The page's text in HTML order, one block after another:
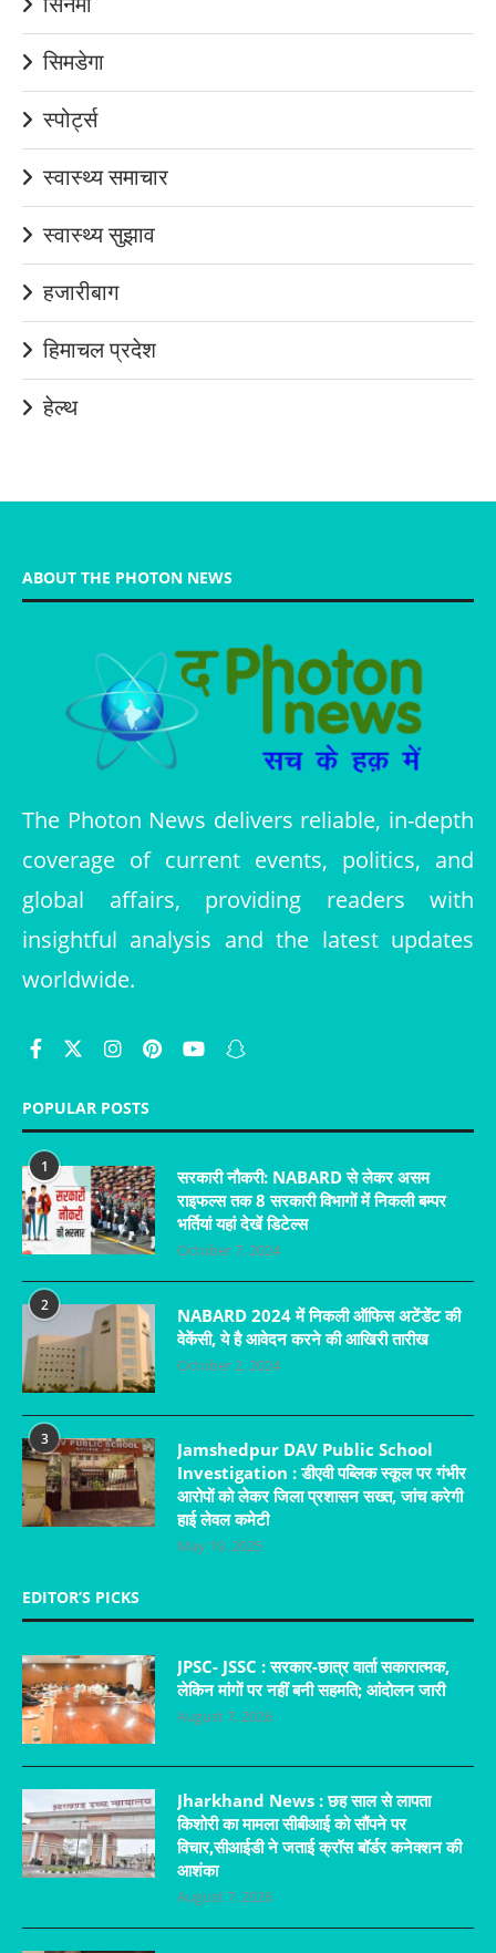
सिमडेगा
स्पोर्ट्स
स्वास्थ्य समाचार
स्वास्थ्य सुझाव
हजारीबाग
हिमाचल प्रदेश
हेल्थ
ABOUT THE PHOTON NEWS
The Photon News delivers reliable, in-depth
coverage of current events, politics, and
global affairs, providing readers with
insightful analysis and the latest updates
worldwide.
POPULAR POSTS
1
सरकारी नौकरी: NABARD से लेकर असम
राइफल्स तक 8 सरकारी विभागों में निकली बम्पर
भर्तियां यहां देखें डिटेल्स
October 7, 2024
2
NABARD 2024 में निकली ऑफिस अटेंडेंट की
वेकेंसी, ये है आवेदन करने की आखिरी तारीख
October 2, 2024
3
Jamshedpur DAV Public School
Investigation : डीएवी पब्लिक स्कूल पर गंभीर
आरोपों को लेकर जिला प्रशासन सख्त, जांच करेगी
हाई लेवल कमेटी
May 19, 2025
EDITOR’S PICKS
JPSC- JSSC : सरकार-छात्र वार्ता सकारात्मक,
लेकिन मांगों पर नहीं बनी सहमति; आंदोलन जारी
August 7, 2026
Jharkhand News : छह साल से लापता
किशोरी का मामला सीबीआई को सौंपने पर
विचार,सीआईडी ने जताई क्रॉस बॉर्डर कनेक्शन की
आशंका
August 7, 2026